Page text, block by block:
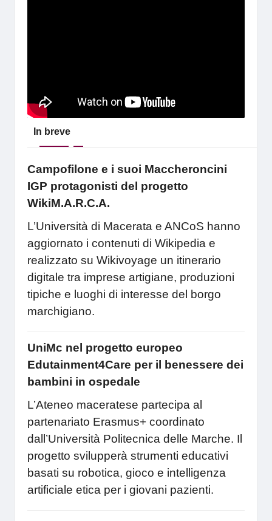
In breve
Campofilone e i suoi Maccheroncini
IGP protagonisti del progetto
WikiM.A.R.C.A.
L’Università di Macerata e ANCoS hanno
aggiornato i contenuti di Wikipedia e
realizzato su Wikivoyage un itinerario
digitale tra imprese artigiane, produzioni
tipiche e luoghi di interesse del borgo
marchigiano.
UniMc nel progetto europeo
Edutainment4Care per il benessere dei
bambini in ospedale
L’Ateneo maceratese partecipa al
partenariato Erasmus+ coordinato
dall’Università Politecnica delle Marche. Il
progetto svilupperà strumenti educativi
basati su robotica, gioco e intelligenza
artificiale etica per i giovani pazienti.